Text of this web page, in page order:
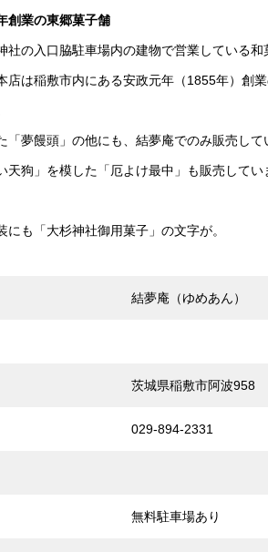
創業の東郷菓子舗
社の入口脇駐車場内の建物で営業している
店は稲敷市内にある安政元年（1855年）創
「夢饅頭」の他にも、結夢庵でのみ販売し
天狗」を模した「厄よけ最中」も販売して
にも「大杉神社御用菓子」の文字が。
結夢庵（ゆめあん）
茨城県稲敷市阿波958
029-894-2331
無料駐車場あり